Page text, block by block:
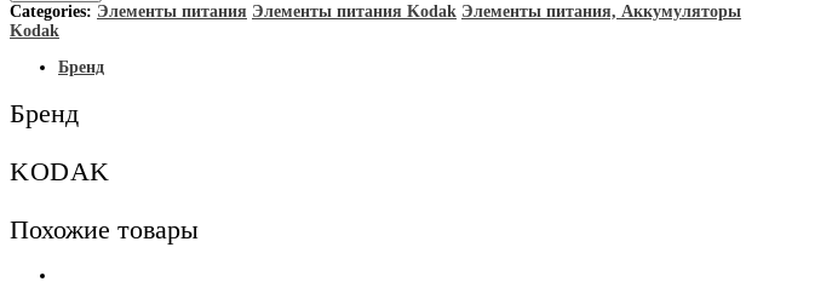
Categories: Элементы питания Элементы питания Kodak Элементы питания, Аккумуляторы
Kodak
Бренд
Бренд
KODAK
Похожие товары